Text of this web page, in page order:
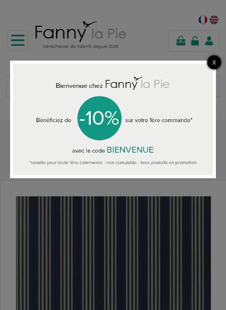
shopping
cart
ALL THE WALLPAPER
Ralph Lauren Palatine Porcelain Midnight